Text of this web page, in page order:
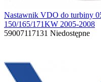
Nastawnik VDO do turbiny
150/165/171KW 2005-2008
59007117131 Niedostępne